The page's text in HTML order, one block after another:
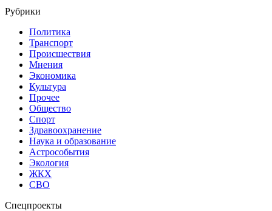
Рубрики
Политика
Транспорт
Происшествия
Мнения
Экономика
Культура
Прочее
Общество
Спорт
Здравоохранение
Наука и образование
Астрособытия
Экология
ЖКХ
СВО
Спецпроекты